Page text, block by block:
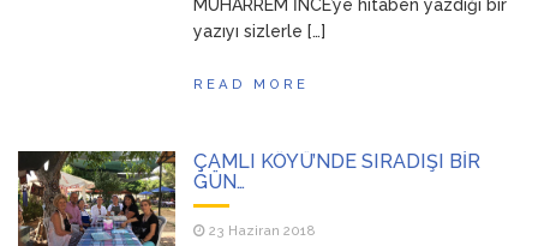
MUHARREM İNCE’ye hitaben yazdığı bir
yazıyı sizlerle […]
READ MORE
ÇAMLI KÖYÜ’NDE SIRADIŞI BİR
GÜN…
23 Haziran 2018